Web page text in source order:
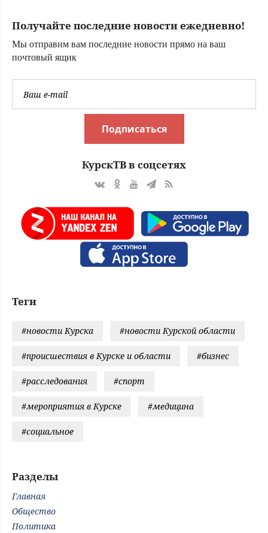
Получайте последние новости ежедневно!
Мы отправим вам последние новости прямо на ваш
почтовый ящик
Подписаться
КурскТВ в соцсетях
Теги
#новости Курска #новости Курской области
#происшествия в Курске и области #бизнес
#расследования #спорт
#мероприятия в Курске #медицина
#социальное
Разделы
Главная
Общество
Политика